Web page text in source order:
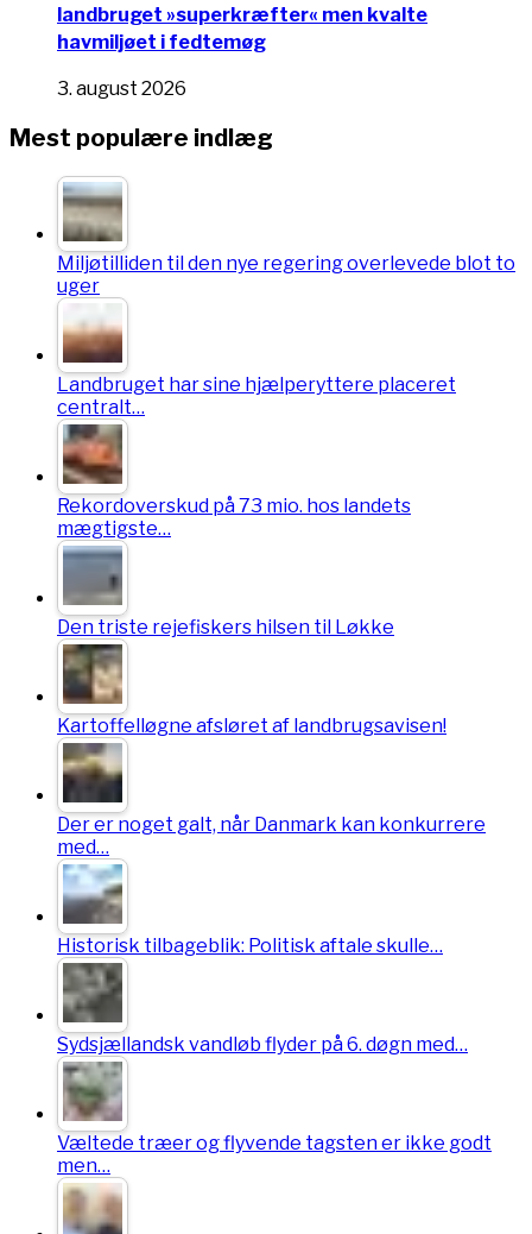
landbruget »superkræfter« men kvalte
havmiljøet i fedtemøg
3. august 2026
Mest populære indlæg
Miljøtilliden til den nye regering overlevede blot to
uger
Landbruget har sine hjælperyttere placeret
centralt…
Rekordoverskud på 73 mio. hos landets
mægtigste…
Den triste rejefiskers hilsen til Løkke
Kartoffelløgne afsløret af landbrugsavisen!
Der er noget galt, når Danmark kan konkurrere
med…
Historisk tilbageblik: Politisk aftale skulle…
Sydsjællandsk vandløb flyder på 6. døgn med…
Væltede træer og flyvende tagsten er ikke godt
men…